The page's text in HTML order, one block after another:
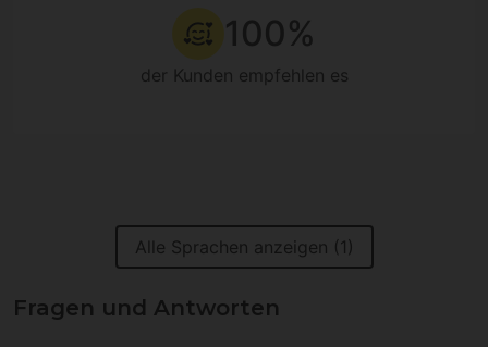
100%
der Kunden empfehlen es
Alle Sprachen anzeigen (1)
Fragen und Antworten